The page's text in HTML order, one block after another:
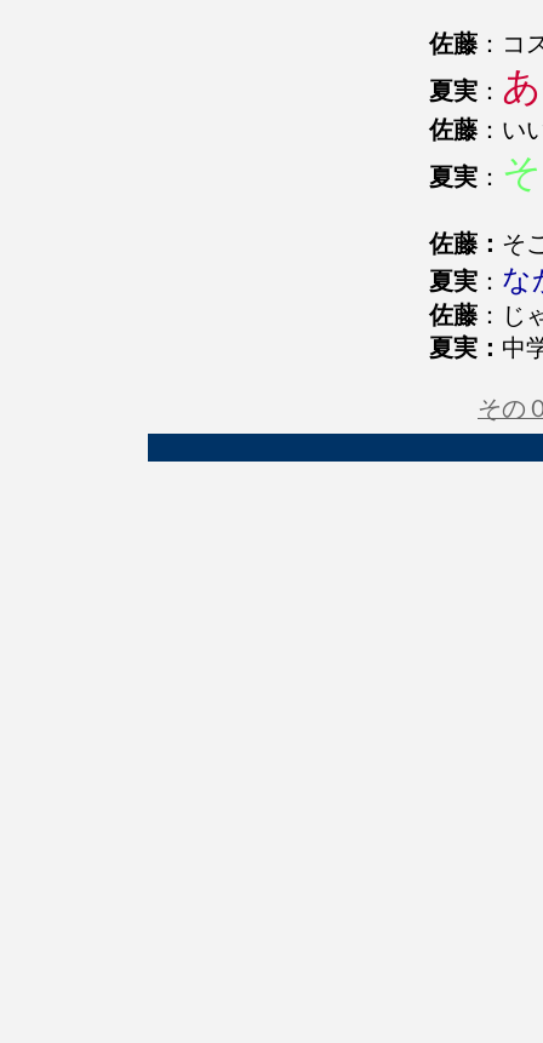
佐藤 ：コ
夏実 ：
佐藤 ：い
夏実 ：
佐藤： そ
夏実 ： な
佐藤 ：じ
夏実： 中
その